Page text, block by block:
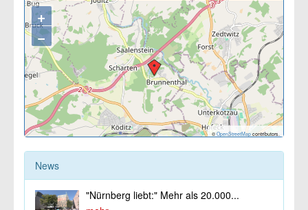
+
−
© OpenStreetMapcontributors.
News
"Nürnberg liebt:" Mehr als 20.000...